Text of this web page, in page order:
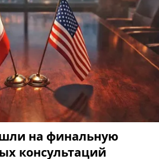
на финальную
консультаций